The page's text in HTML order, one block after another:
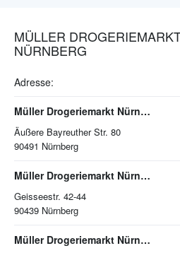
MÜLLER
NÜRNBERG
Adresse:
Müller Drogeriemarkt Nürnberg
Äußere Bayreuther Str. 80
90491 Nürnberg
Müller Drogeriemarkt Nürnberg
Geisseestr. 42-44
90439 Nürnberg
Müller Drogeriemarkt Nürnberg